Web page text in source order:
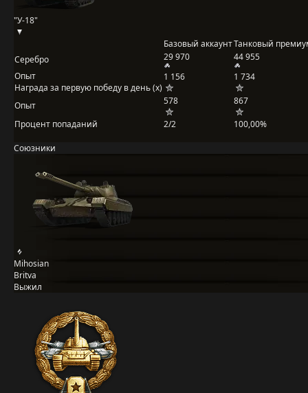
"У-18"
Базовый аккаунтТанковый
Серебро
29 970
44 955
Опыт
Награда за первую победу в день (x)
1 156 1 734
Опыт 578
867
Процент попаданий
2/2 100,00%
Союзники
Mihosian
Britva
Выжил